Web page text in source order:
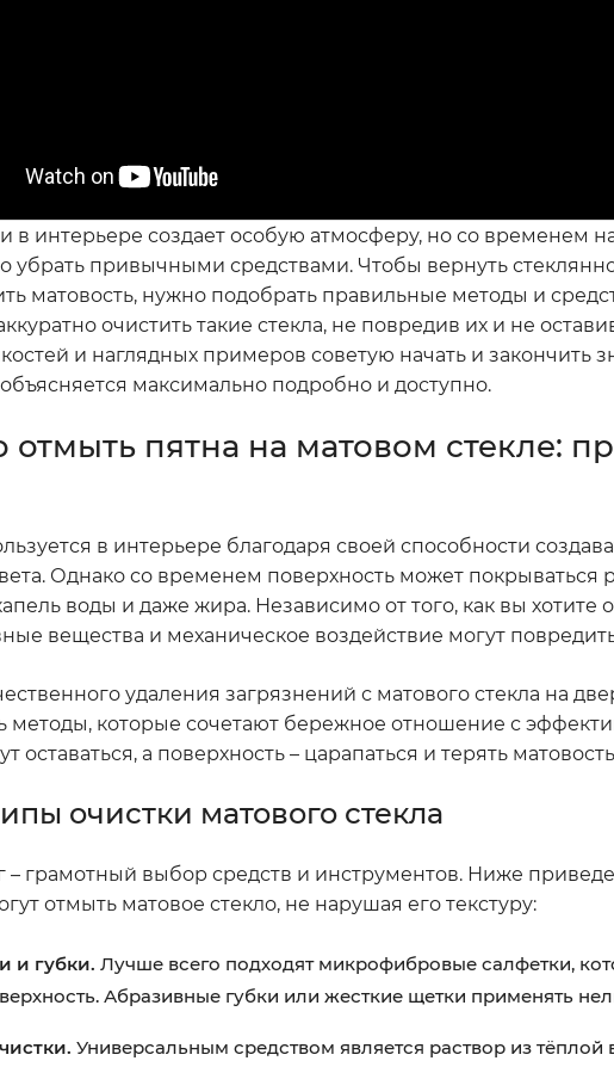
в интерьере создает особую атмосферу, но со временем
убрать привычными средствами. Чтобы вернуть
матовость, нужно подобрать правильные методы и
очистить такие стекла, не повредив их и не
и наглядных примеров советую начать и закончить
максимально подробно и доступно.
отмыть пятна на матовом стекле:
в интерьере благодаря своей способности
Однако со временем поверхность может
воды и даже жира. Независимо от того, как вы хотите
вещества и механическое воздействие могут
удаления загрязнений с матового стекла на
методы, которые сочетают бережное отношение с
оставаться, а поверхность – царапаться и терять
очистки матового стекла
грамотный выбор средств и инструментов. Ниже
отмыть матовое стекло, не нарушая его текстуру:
и губки. Лучше всего подходят микрофибровые салфетки,
Абразивные губки или жесткие щетки применять
Универсальным средством является раствор из